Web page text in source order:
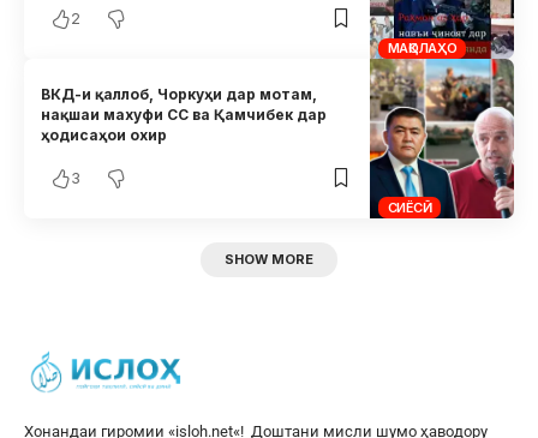
МАҚОЛАҲО
2
СИЁСӢ
ВКД-и қаллоб, Чоркуҳи дар мотам,
нақшаи махуфи СС ва Қамчибек дар
ҳодисаҳои охир
3
SHOW MORE
Хонандаи гиромии «isloh.net«! Доштани мисли шумо ҳаводору